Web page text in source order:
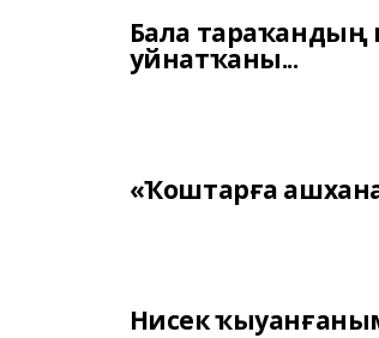
Бала
уйнатҡаны...
«Ҡоштарға
Нисек